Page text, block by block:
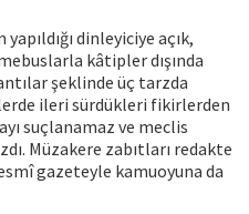
dinleyiciye açık,
kâtipler dışında
şeklinde üç tarzda
ileri sürdükleri fikirlerden
suçlanamaz ve meclis
Müzakere zabıtları redakte
gazetey­le kamuoyuna da